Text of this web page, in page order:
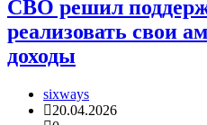
СВО решил
реализовать свои
доходы
sixways
20.04.2026